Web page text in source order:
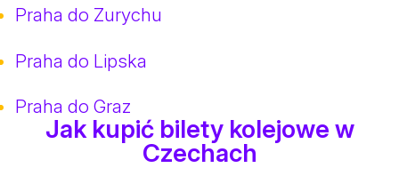
Praha do Zurychu
Praha do Lipska
Praha do Graz
Jak kupić bilety kolejowe w
Czechach